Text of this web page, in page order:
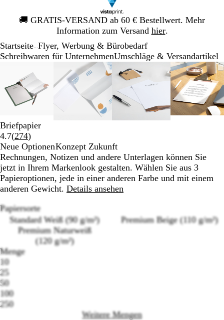
🚚 GRATIS-VERSAND ab 60 € Bestellwert. Mehr
Information zum Versand hier.
Galeriebild
1
Startseite Flyer, Werbung & Bürobedarf
Schreibwaren für UnternehmenUmschläge & Versandartikel
Vergrößer-/verkleinerbares
Bild
auf
Minimum
zum
Vergrößern
Sie
die
Tasten
-
zum
Zoomen
und
die
Pfeiltasten
zum
Schwenken.
Vergrößer-/verkleinerbares
Bild
Zoom
auf
Minimum
Klicken
zum
Vergrößern
Verwenden
Sie
Tasten
Zoomen
und
die
Pfeiltasten
zum
Vergrößer-/
Bild
auf
Minimum
zum
Vergrößern
Verwenden
Sie
die
+
und
und
die
Pfeiltasten
Bild
Zoom
auf
zum
Sie
die
Tasten
+
und
die
von
Briefpapier
4.7(274Bewertungen
274
lesen
)
Neue OptionenKonzept Zukunft
Rechnungen, Notizen und andere Unterlagen können Sie
jetzt in Ihrem Markenlook gestalten. Wählen Sie aus 3
Papieroptionen, jede in einer anderen Farbe und mit einem
anderen Gewicht. Details ansehen
Papiersorte
Standard Weiß (90 g/m²)
Premium Beige (110 g/m²)
Premium Naturweiß
(120 g/m²)
Menge
10
25
50
100
250
Weitere Mengen